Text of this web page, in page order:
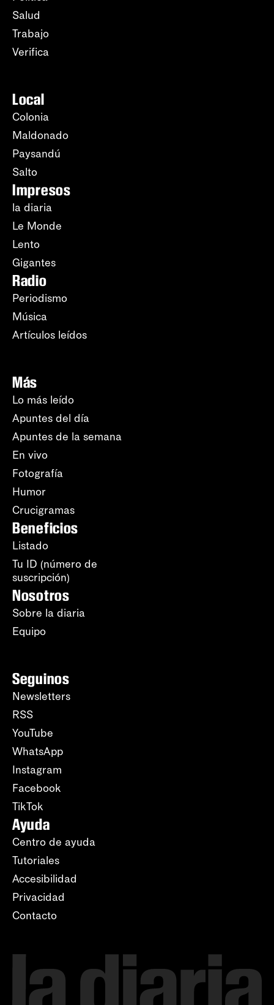
Salud
Trabajo
Verifica
Local
Colonia
Maldonado
Paysandú
Salto
Impresos
la diaria
Le Monde
Lento
Gigantes
Radio
Periodismo
Música
Artículos leídos
Más
Lo más leído
Apuntes del día
Apuntes de la semana
En vivo
Fotografía
Humor
Crucigramas
Beneficios
Listado
Tu ID (número de
suscripción)
Nosotros
Sobre la diaria
Equipo
Seguinos
Newsletters
RSS
YouTube
WhatsApp
Instagram
Facebook
TikTok
Ayuda
Centro de ayuda
Tutoriales
Accesibilidad
Privacidad
Contacto